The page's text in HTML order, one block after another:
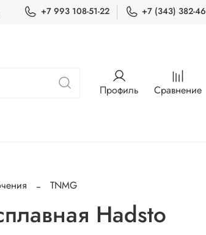
+7 993 108-51-22 +7 (343) 382-
Профиль Сравнение
TNMG
Hadsto